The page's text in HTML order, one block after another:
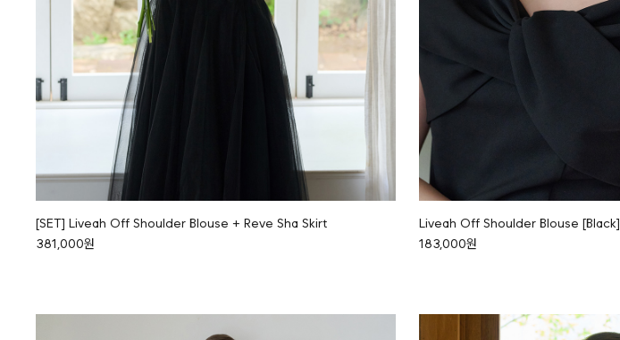
[SET] Liveah Off Shoulder Blouse + Reve Sha Skirt
381,000원
Liveah Off Shoulder Blouse [Black]
183,000원